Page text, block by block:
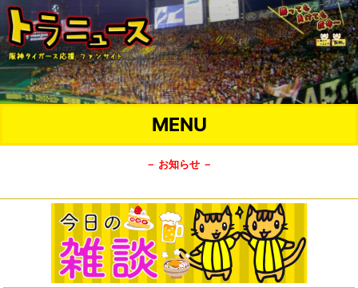
MENU
－ お知らせ －